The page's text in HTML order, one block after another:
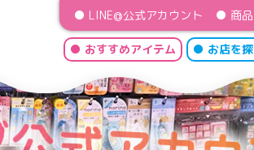
● LINE@公式アカウント ● 商品
● おすすめアイテム ● お店を